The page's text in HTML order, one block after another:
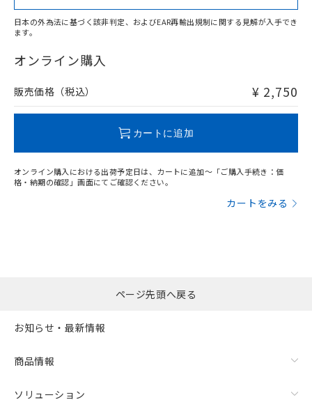
在庫等で未対応品が混在する可能性があります。
問い合わせください。
日本の外為法に基づく該非判定、およびEAR再輸出規制に関する見解が入手でき
ます。
オンライン購入
販売価格（税込） ¥ 2,750
カートに追加
オンライン購入における出荷予定日は、カートに追加～「ご購入手続き：価
格・納期の確認」画面にてご確認ください。
カートをみる
ページ先頭へ戻る
お知らせ・最新情報
商品情報
ソリューション